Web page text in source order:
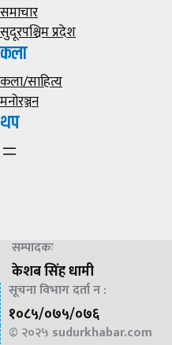
समाचार
सुदूरपश्चिम प्रदेश
कला
कला/साहित्य
मनोरञ्जन
थप
सम्पादकः
केशब सिंह धामी
सूचना विभाग दर्ता न :
१०८५/०७५/०७६
© २०२५ sudurkhabar.com